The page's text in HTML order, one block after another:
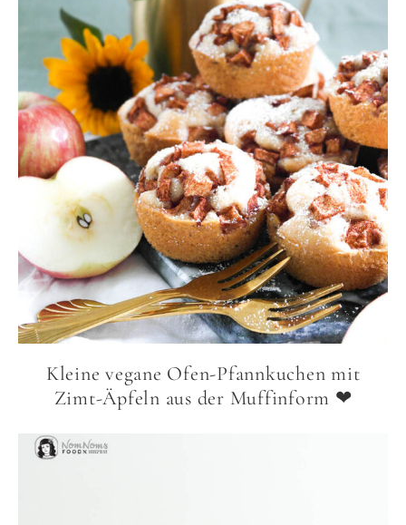
Kleine vegane Ofen-Pfannkuchen mit
Zimt-Äpfeln aus der Muffinform ❤